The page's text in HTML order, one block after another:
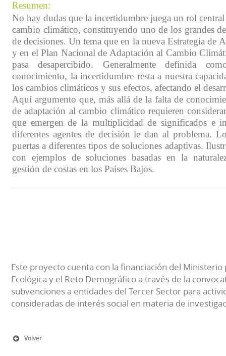
Resumen:
No hay dudas que la incertidumbre juega un rol
cambio climático, constituyendo uno de los grandes
de decisiones. Un tema que en la nueva Estrategia de
y en el Plan Nacional de Adaptación al Cambio
pasa desapercibido. Generalmente definida
conocimiento, la incertidumbre resta a nuestra
los cambios climáticos y sus efectos, afectando el
Aquí argumento que, más allá de la falta de
de adaptación al cambio climático requieren
que emergen de la multiplicidad de significados e
diferentes agentes de decisión le dan al problema.
puertas a diferentes tipos de soluciones adaptivas.
con ejemplos de soluciones basadas en la
gestión de costas en los Países Bajos.
Este proyecto cuenta con la financiación del Ministerio
Ecológica y el Reto Demográfico a través de la
subvenciones a entidades del Tercer Sector para
consideradas de interés social en materia de
Volver